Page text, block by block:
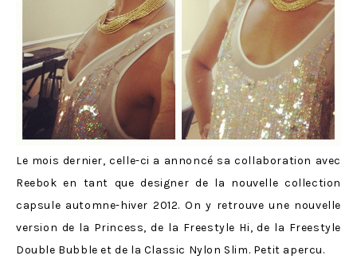
Le mois dernier, celle-ci a annoncé sa collaboration avec
Reebok en tant que designer de la nouvelle collection
capsule automne-hiver 2012. On y retrouve une nouvelle
version de la Princess, de la Freestyle Hi, de la Freestyle
Double Bubble et de la Classic Nylon Slim. Petit apercu.